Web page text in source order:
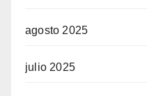
agosto 2025
julio 2025